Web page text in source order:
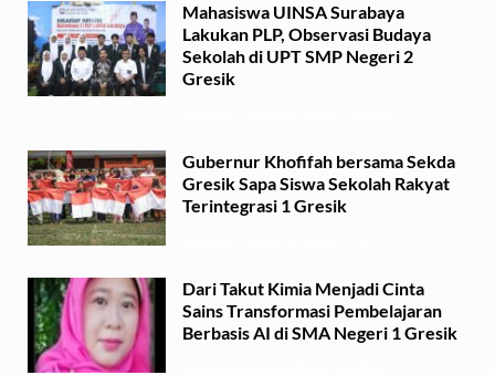
Mahasiswa UINSA Surabaya
Lakukan PLP, Observasi Budaya
Sekolah di UPT SMP Negeri 2
Gresik
Gubernur Khofifah bersama Sekda
Gresik Sapa Siswa Sekolah Rakyat
Terintegrasi 1 Gresik
Dari Takut Kimia Menjadi Cinta
Sains Transformasi Pembelajaran
Berbasis AI di SMA Negeri 1 Gresik